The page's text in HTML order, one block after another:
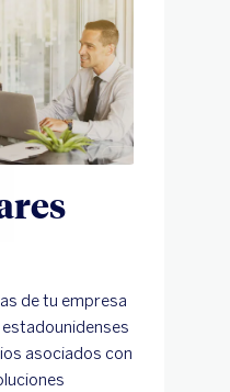
de tu empresa
asociados con